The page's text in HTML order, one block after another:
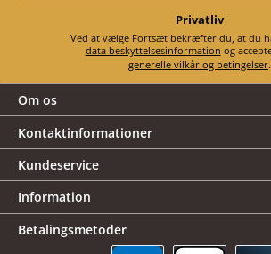
Privatliv
data beskyttelsesinformation
generelle vilkår og betingelser.
Om os
Kontaktinformationer
Kundeservice
Information
Betalingsmetoder